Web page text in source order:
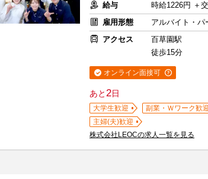
給与
時給1226円 ＋
雇用形態
アルバイト・パ
アクセス
百草園駅
徒歩15分
オンライン面接可
あと2日
大学生歓迎 副業・Ｗワーク歓
主婦(夫)歓迎
株式会社LEOCの求人一覧を見る